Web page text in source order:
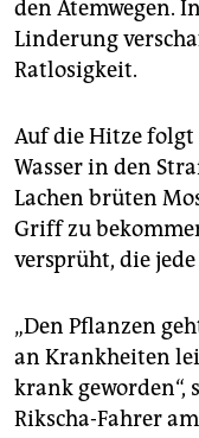
den Atemwegen.
Linderung
Ratlosigkeit.
Auf die Hitze folgt
Wasser in den
Lachen brüten
Griff zu
versprüht, die
„Den Pflanzen
an Krankheiten
krank geworden“,
Rikscha-Fahrer